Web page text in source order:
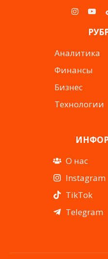
Instagram
Аналитика
Финансы
Бизнес
Технологии
О нас
Instagram
TikTok
Telegram